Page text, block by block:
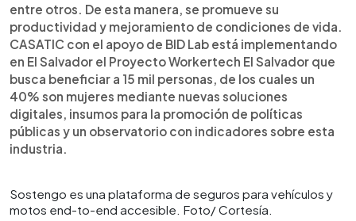
entre otros. De esta manera, se promueve su
productividad y mejoramiento de condiciones de vida.
CASATIC con el apoyo de BID Lab está implementando
en El Salvador el Proyecto Workertech El Salvador que
busca beneficiar a 15 mil personas, de los cuales un
40% son mujeres mediante nuevas soluciones
digitales, insumos para la promoción de políticas
públicas y un observatorio con indicadores sobre esta
industria.
Sostengo es una plataforma de seguros para vehículos y
motos end-to-end accesible. Foto/ Cortesía.